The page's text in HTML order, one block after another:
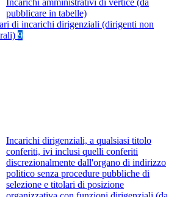
Incarichi amministrativi di vertice (da
pubblicare in tabelle)
di incarichi dirigenziali (dirigenti non
9
Incarichi dirigenziali, a qualsiasi titolo
conferiti, ivi inclusi quelli conferiti
discrezionalmente dall'organo di indirizzo
politico senza procedure pubbliche di
selezione e titolari di posizione